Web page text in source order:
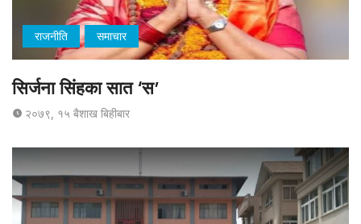
राजनीति समाचार
सिर्जना सिंहका सात ‘स’
२०७९, १५ बैशाख बिहीबार